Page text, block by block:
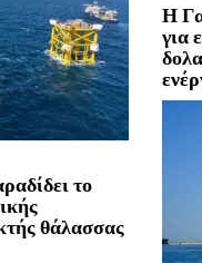
το
θάλασσας
Η
για